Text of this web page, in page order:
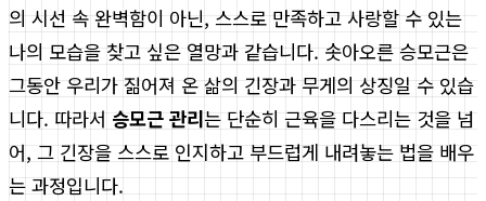
의 시선 속 완벽함이 아닌, 스스로 만족하고 사랑할 수 있는
나의 모습을 찾고 싶은 열망과 같습니다. 솟아오른 승모근은
그동안 우리가 짊어져 온 삶의 긴장과 무게의 상징일 수 있습
니다. 따라서 승모근 관리는 단순히 근육을 다스리는 것을 넘
어, 그 긴장을 스스로 인지하고 부드럽게 내려놓는 법을 배우
는 과정입니다.